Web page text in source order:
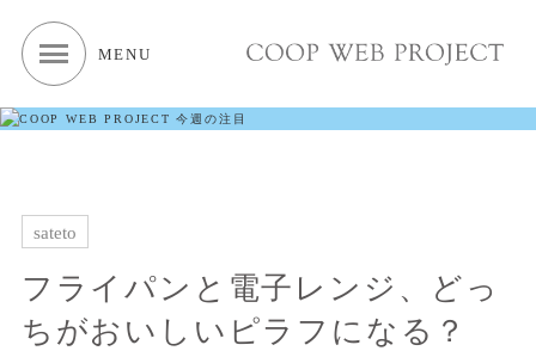
MENU
sateto
フライパンと電子レンジ、どっ
ちがおいしいピラフになる？